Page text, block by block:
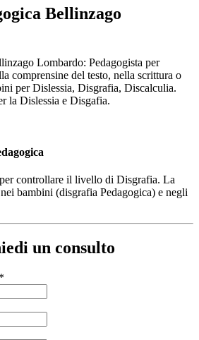
Bellinzago
Lombardo: Pedagogista per
comprensine del testo, nella scrittura o
per Dislessia, Disgrafia, Discalculia.
la Dislessia e Disgafia.
controllare il livello di Disgrafia. La
bambini (disgrafia Pedagogica) e negli
un consulto
*